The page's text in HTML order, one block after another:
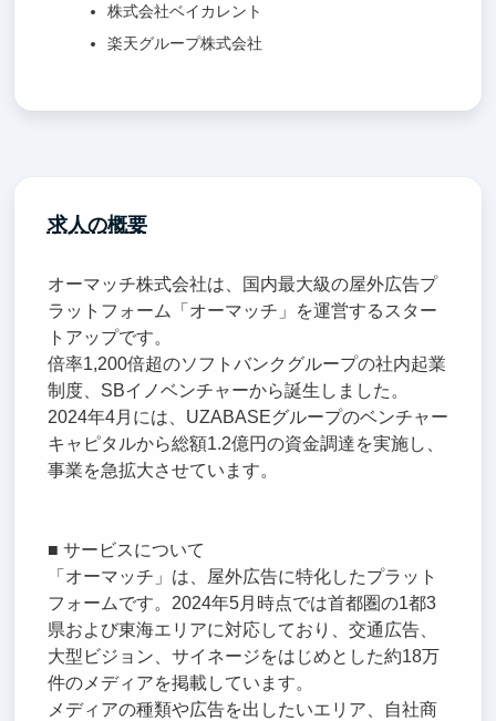
株式会社ベイカレント
楽天グループ株式会社
求人の概要
オーマッチ株式会社は、国内最大級の屋外広告プ
ラットフォーム「オーマッチ」を運営するスター
トアップです。
倍率1,200倍超のソフトバンクグループの社内起業
制度、SBイノベンチャーから誕生しました。
2024年4月には、UZABASEグループのベンチャー
キャピタルから総額1.2億円の資金調達を実施し、
事業を急拡大させています。
■ サービスについて
「オーマッチ」は、屋外広告に特化したプラット
フォームです。2024年5月時点では首都圏の1都3
県および東海エリアに対応しており、交通広告、
大型ビジョン、サイネージをはじめとした約18万
件のメディアを掲載しています。
メディアの種類や広告を出したいエリア、自社商